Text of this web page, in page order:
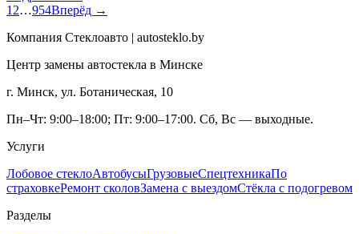
1 2…954Вперёд →
Компания Стеклоавто | autosteklo.by
Центр замены автостекла в Минске
г. Минск, ул. Ботаническая, 10
Пн–Чт: 9:00–18:00; Пт: 9:00–17:00. Сб, Вс — выходные.
Услуги
Лобовое стеклоАвтобусыГрузовыеСпецтехникаПо
страховкеРемонт сколовЗамена с выездомСтёкла с подогревом
Разделы